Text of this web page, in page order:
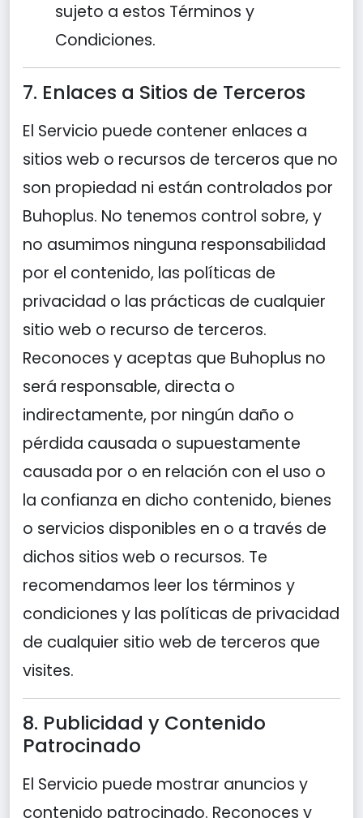
sujeto a estos Términos y
Condiciones.
7. Enlaces a Sitios de Terceros
El Servicio puede contener enlaces a
sitios web o recursos de terceros que no
son propiedad ni están controlados por
Buhoplus. No tenemos control sobre, y
no asumimos ninguna responsabilidad
por el contenido, las políticas de
privacidad o las prácticas de cualquier
sitio web o recurso de terceros.
Reconoces y aceptas que Buhoplus no
será responsable, directa o
indirectamente, por ningún daño o
pérdida causada o supuestamente
causada por o en relación con el uso o
la confianza en dicho contenido, bienes
o servicios disponibles en o a través de
dichos sitios web o recursos. Te
recomendamos leer los términos y
condiciones y las políticas de privacidad
de cualquier sitio web de terceros que
visites.
8. Publicidad y Contenido
Patrocinado
El Servicio puede mostrar anuncios y
contenido patrocinado. Reconoces y